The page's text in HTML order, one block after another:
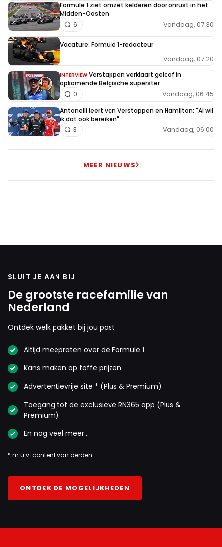
Formule 1 ziet omzet kelderen door onrust in het
Midden-Oosten
Vandaag, 07:30
6
Vacature: Formule 1-redacteur
Vandaag, 07:20
INTERVIEW Verstappen verklaart geloof in
opkomende Belgische superster
Vandaag, 06:45
0
Antonelli leert van Verstappen en Hamilton: "Al wil
ik dat ook bereiken"
Vandaag, 06:00
3
MEER NIEUWS
SLUIT JE AAN BIJ
De grootste racefamilie van
Nederland
Ontdek welk pakket bij jou past
Altijd meepraten over de Formule 1
Kans maken op toffe prijzen
Advertentievrije site * (Plus & Premium)
Toegang tot de exclusieve RN365 app (Plus &
Premium)
En nog veel meer…
* m.u.v. content van derden
ONTDEK DE MOGELIJKHEDEN